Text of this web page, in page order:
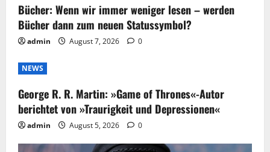
Bücher: Wenn wir immer weniger lesen – werden
Bücher dann zum neuen Statussymbol?
admin August 7, 2026 0
NEWS
George R. R. Martin: »Game of Thrones«-Autor
berichtet von »Traurigkeit und Depressionen«
admin August 5, 2026 0